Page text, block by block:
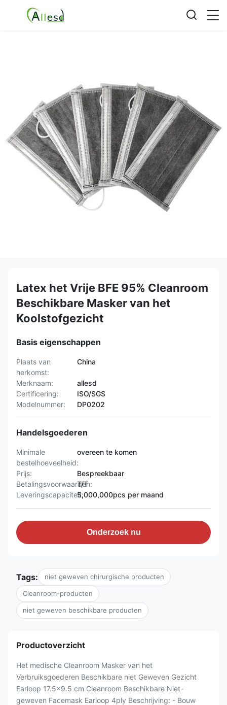
Latex het Vrije BFE 95% Cleanroom
Beschikbare Masker van het
Koolstofgezicht
Basis eigenschappen
Plaats van
herkomst:
China
Merknaam:
allesd
Certificering:
ISO/SGS
Modelnummer:
DP0202
Handelsgoederen
Minimale
bestelhoeveelheid:
overeen te komen
Prijs:
Bespreekbaar
Betalingsvoorwaarden:
T/T
Leveringscapaciteit:5,000,000pcs per maand
Onderzoek nu
Tags: niet geweven chirurgische producten
Cleanroom-producten
niet geweven beschikbare producten
Productoverzicht
Het medische Cleanroom Masker van het
Verbruiksgoederen Beschikbare niet Geweven Gezicht
Earloop 17.5x9.5 cm Cleanroom Beschikbare Niet-
geweven Facemask Earloop 4ply Beschrijving: - Bouw